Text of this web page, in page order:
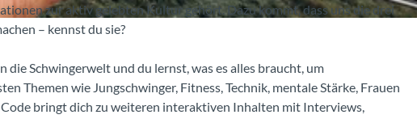
zur aktiv gelebten Kultur gehört. Dazu kommt, dass uns die drei
– kennst du sie?
Schwingerwelt und du lernst, was es alles braucht, um
Themen wie Jungschwinger, Fitness, Technik, mentale Stärke, Frauen
bringt dich zu weiteren interaktiven Inhalten mit Interviews,